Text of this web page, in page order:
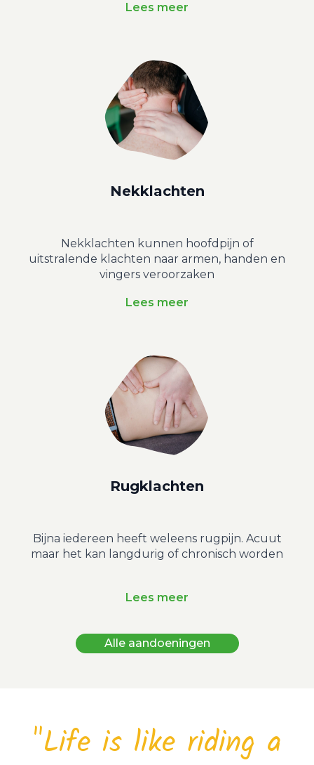
Lees meer
Nekklachten
Nekklachten kunnen hoofdpijn of
uitstralende klachten naar armen, handen en
vingers veroorzaken
Lees meer
Rugklachten
Bijna iedereen heeft weleens rugpijn. Acuut
maar het kan langdurig of chronisch worden
Lees meer
Alle aandoeningen
"Life is like riding a